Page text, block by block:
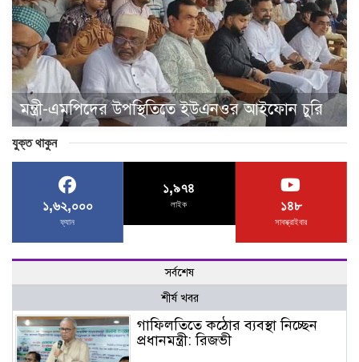
মন্ত্রী-এমপিদের উপস্থিতিতে ইউএনওর আইফোন চুরি
যুক্ত থাকুন
১,৬২,০০০
ফ্যান
১,৯৭৪
লাইক ১৪৮
সাবস্ক্রাইবার
সর্বশেষ
শীর্ষ খবর
গাফিলতিতে কঠোর ব্যবস্থা নিচ্ছেন
প্রধানমন্ত্রী: রিজভী